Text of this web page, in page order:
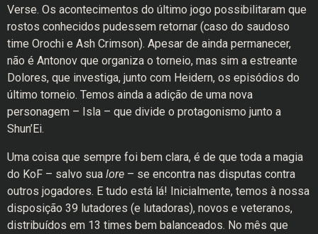
Verse. Os acontecimentos do último jogo possibilitaram que
rostos conhecidos pudessem retornar (caso do saudoso
time Orochi e Ash Crimson). Apesar de ainda permanecer,
não é Antonov que organiza o torneio, mas sim a estreante
Dolores, que investiga, junto com Heidern, os episódios do
último torneio. Temos ainda a adição de uma nova
personagem – Isla – que divide o protagonismo junto a
Shun’Ei.
Uma coisa que sempre foi bem clara, é de que toda a magia
do KoF – salvo sua lore – se encontra nas disputas contra
outros jogadores. E tudo está lá! Inicialmente, temos à nossa
disposição 39 lutadores (e lutadoras), novos e veteranos,
distribuídos em 13 times bem balanceados. No mês que